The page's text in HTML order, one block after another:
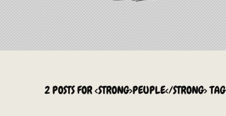
2 POSTS FOR <STRONG>PEUPLE</STRONG> TAG